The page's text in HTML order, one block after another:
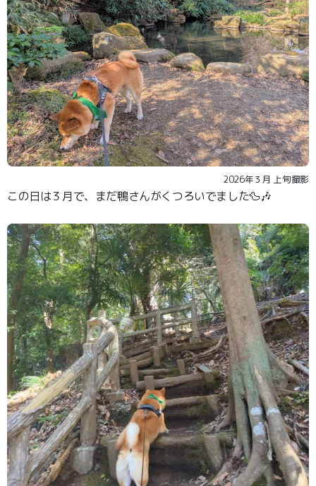
2026年３月 上旬撮影
この日は３月で、まだ鴨さんがくつろいでました🦆🎶